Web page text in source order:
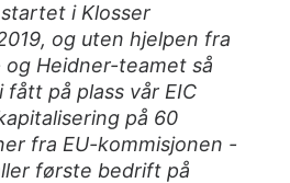
i Klosser
og uten hjelpen fra
og Heidner-teamet så
fått på plass vår EIC
på 60
fra EU-kommisjonen -
første bedrift på